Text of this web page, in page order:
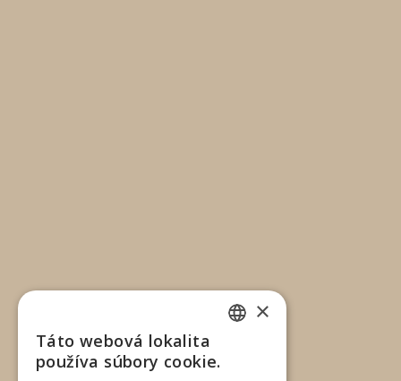
×
Táto webová lokalita
používa súbory cookie.